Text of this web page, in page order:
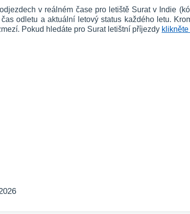
v reálném čase pro letiště Surat v Indie
odletu a aktuální letový status každého letu.
Pokud hledáte pro Surat letištní příjezdy